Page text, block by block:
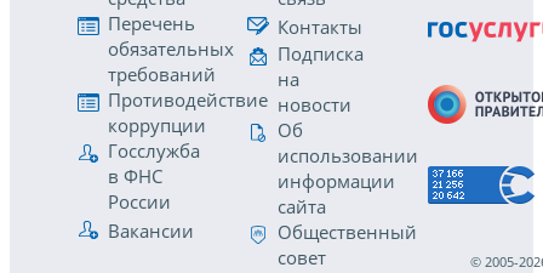
Перечень
обязательных
требований
Противодействие
коррупции
Госслужба
в ФНС
России
Вакансии
Контакты
Подписка
на
новости
Об
использовании
информации
сайта
Общественный
совет
© 2005-